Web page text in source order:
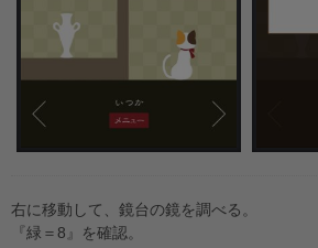
右に移動して、鏡台の鏡を調べる。
『緑＝8』を確認。